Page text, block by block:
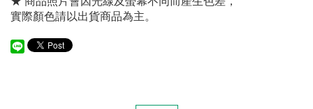
實際顏色請以出貨商品為主。